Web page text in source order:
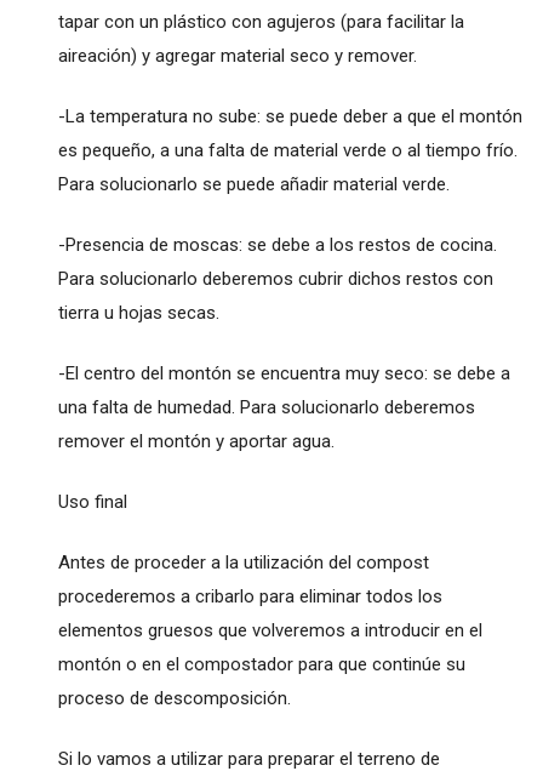
tapar con un plástico con agujeros (para facilitar la
aireación) y agregar material seco y remover.
-La temperatura no sube: se puede deber a que el montón
es pequeño, a una falta de material verde o al tiempo frío.
Para solucionarlo se puede añadir material verde.
-Presencia de moscas: se debe a los restos de cocina.
Para solucionarlo deberemos cubrir dichos restos con
tierra u hojas secas.
-El centro del montón se encuentra muy seco: se debe a
una falta de humedad. Para solucionarlo deberemos
remover el montón y aportar agua.
Uso final
Antes de proceder a la utilización del compost
procederemos a cribarlo para eliminar todos los
elementos gruesos que volveremos a introducir en el
montón o en el compostador para que continúe su
proceso de descomposición.
Si lo vamos a utilizar para preparar el terreno de